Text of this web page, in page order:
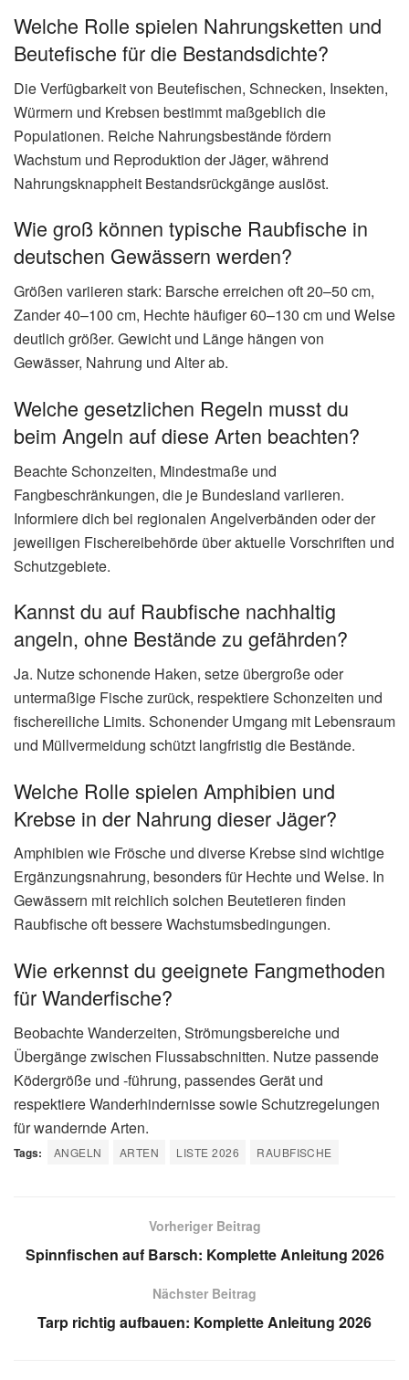
Welche Rolle spielen Nahrungsketten und
Beutefische für die Bestandsdichte?
Die Verfügbarkeit von Beutefischen, Schnecken, Insekten,
Würmern und Krebsen bestimmt maßgeblich die
Populationen. Reiche Nahrungsbestände fördern
Wachstum und Reproduktion der Jäger, während
Nahrungsknappheit Bestandsrückgänge auslöst.
Wie groß können typische Raubfische in
deutschen Gewässern werden?
Größen variieren stark: Barsche erreichen oft 20–50 cm,
Zander 40–100 cm, Hechte häufiger 60–130 cm und Welse
deutlich größer. Gewicht und Länge hängen von
Gewässer, Nahrung und Alter ab.
Welche gesetzlichen Regeln musst du
beim Angeln auf diese Arten beachten?
Beachte Schonzeiten, Mindestmaße und
Fangbeschränkungen, die je Bundesland variieren.
Informiere dich bei regionalen Angelverbänden oder der
jeweiligen Fischereibehörde über aktuelle Vorschriften und
Schutzgebiete.
Kannst du auf Raubfische nachhaltig
angeln, ohne Bestände zu gefährden?
Ja. Nutze schonende Haken, setze übergroße oder
untermaßige Fische zurück, respektiere Schonzeiten und
fischereiliche Limits. Schonender Umgang mit Lebensraum
und Müllvermeidung schützt langfristig die Bestände.
Welche Rolle spielen Amphibien und
Krebse in der Nahrung dieser Jäger?
Amphibien wie Frösche und diverse Krebse sind wichtige
Ergänzungsnahrung, besonders für Hechte und Welse. In
Gewässern mit reichlich solchen Beutetieren finden
Raubfische oft bessere Wachstumsbedingungen.
Wie erkennst du geeignete Fangmethoden
für Wanderfische?
Beobachte Wanderzeiten, Strömungsbereiche und
Übergänge zwischen Flussabschnitten. Nutze passende
Ködergröße und -führung, passendes Gerät und
respektiere Wanderhindernisse sowie Schutzregelungen
für wandernde Arten.
Tags: ANGELN ARTEN LISTE 2026 RAUBFISCHE
Vorheriger Beitrag
Spinnfischen auf Barsch: Komplette Anleitung 2026
Nächster Beitrag
Tarp richtig aufbauen: Komplette Anleitung 2026